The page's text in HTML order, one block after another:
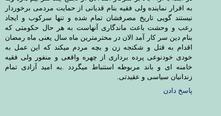
به اقرار نماینده ولی فقیه بنام قدیانی از حمایت مردمی برخوردار
نیستند گویی تاریخ مصرفشان تمام شده و تنها سرکوب و ایجاد
رعب و وحشت باعث ماندگاری آنهاست به هر حال حکومتی که
بنام دین سر کار آمد الان در محترمترین ماه سال یعنی ماه رمضان
اقدام به قتل و شکنجه زن و بچه مردم میکند که این عمل به
خودی خودنوعی پرده برداری از چهره واقعی و منفور ولی فقیه
خامنه ای و باند مربوطه استنباط میگردد .به امید آزادی تمام
زندانیان سیاسی و عقیدتی.
پاسخ دادن